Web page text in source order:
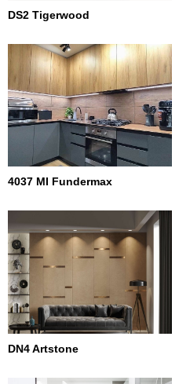
DS2 Tigerwood
4037 MI Fundermax
DN4 Artstone